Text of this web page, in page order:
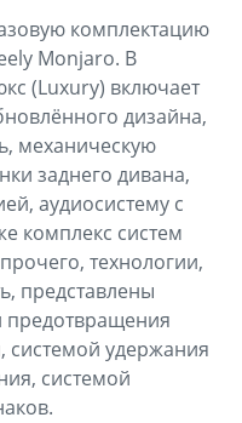
комплектацию
Monjaro. В
(Luxury) включает
дизайна,
механическую
заднего дивана,
аудиосистему с
комплекс систем
технологии,
представлены
предотвращения
системой удержания
системой